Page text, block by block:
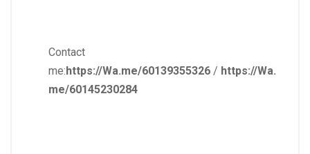
Contact
me:https://Wa.me/60139355326 / https://Wa.
me/60145230284